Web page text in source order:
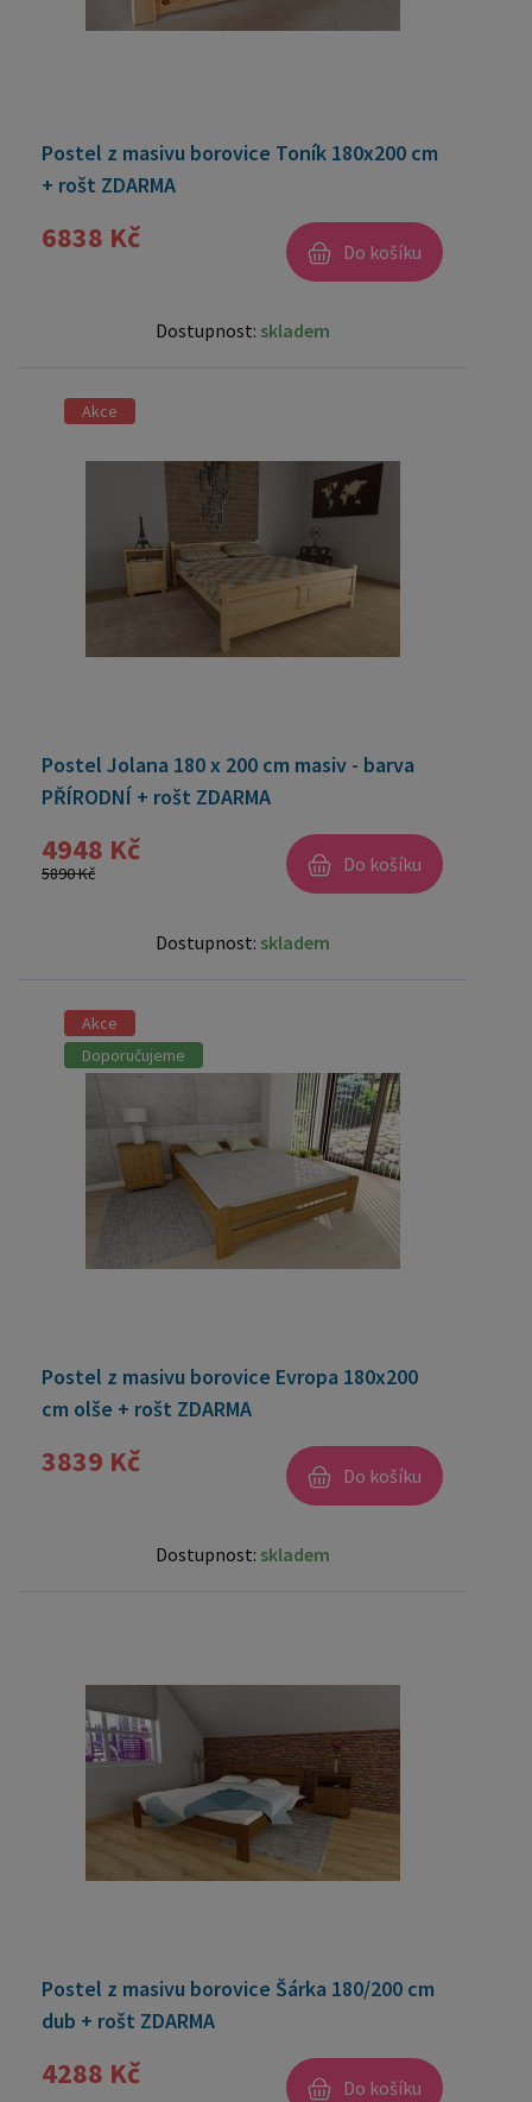
Postel z masivu borovice Toník 180x200 cm
+ rošt ZDARMA
6838 Kč Do košíku
Dostupnost: skladem
Akce
Postel Jolana 180 x 200 cm masiv - barva
PŘÍRODNÍ + rošt ZDARMA
4948 Kč
5890 Kč Do košíku
Dostupnost: skladem
Akce
Doporučujeme
Postel z masivu borovice Evropa 180x200
cm olše + rošt ZDARMA
3839 Kč Do košíku
Dostupnost: skladem
Postel z masivu borovice Šárka 180/200 cm
dub + rošt ZDARMA
4288 Kč Do košíku